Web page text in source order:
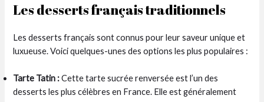
Les desserts français traditionnels
Les desserts français sont connus pour leur saveur unique et
luxueuse. Voici quelques-unes des options les plus populaires :
Tarte Tatin :Cette tarte sucrée renversée est l’un des
desserts les plus célèbres en France. Elle est généralement